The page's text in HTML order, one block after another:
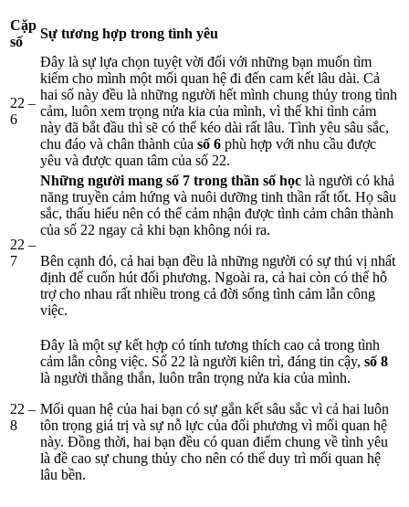
Cặp
số
Sự tương hợp trong tình yêu
22 –
6
Đây là sự lựa chọn tuyệt vời đối với những bạn muốn tìm
kiếm cho mình một mối quan hệ đi đến cam kết lâu dài. Cả
hai số này đều là những người hết mình chung thủy trong tình
cảm, luôn xem trọng nửa kia của mình, vì thế khi tình cảm
này đã bắt đầu thì sẽ có thể kéo dài rất lâu. Tình yêu sâu sắc,
chu đáo và chân thành của số 6 phù hợp với nhu cầu được
yêu và được quan tâm của số 22.
22 –
7
Những người mang số 7 trong thần số học là người có khả
năng truyền cảm hứng và nuôi dưỡng tinh thần rất tốt. Họ sâu
sắc, thấu hiểu nên có thể cảm nhận được tình cảm chân thành
của số 22 ngay cả khi bạn không nói ra.
Bên cạnh đó, cả hai bạn đều là những người có sự thú vị nhất
định để cuốn hút đối phương. Ngoài ra, cả hai còn có thể hỗ
trợ cho nhau rất nhiều trong cả đời sống tình cảm lẫn công
việc.
22 –
8
Đây là một sự kết hợp có tính tương thích cao cả trong tình
cảm lẫn công việc. Số 22 là người kiên trì, đáng tin cậy, số 8
là người thẳng thắn, luôn trân trọng nửa kia của mình.
Mối quan hệ của hai bạn có sự gắn kết sâu sắc vì cả hai luôn
tôn trọng giá trị và sự nỗ lực của đối phương vì mối quan hệ
này. Đồng thời, hai bạn đều có quan điểm chung về tình yêu
là đề cao sự chung thủy cho nên có thể duy trì mối quan hệ
lâu bền.